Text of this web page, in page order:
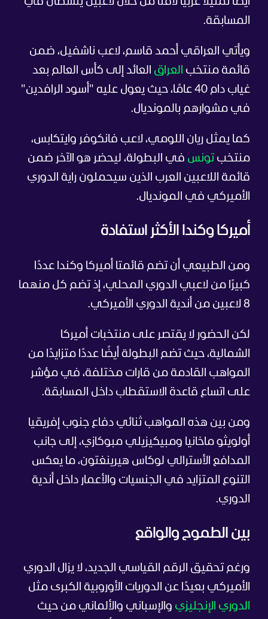
المسابقة.
ويأتي العراقي أحمد قاسم، لاعب ناشفيل، ضمن
قائمة منتخب العراق العائد إلى كأس العالم بعد
غياب دام 40 عامًا، حيث يعول عليه "أسود الرافدين"
في مشوارهم بالمونديال.
كما يمثل ريان اللومي، لاعب فانكوفر وايتكابس،
منتخب تونس في البطولة، ليحضر هو الآخر ضمن
قائمة اللاعبين العرب الذين سيحملون راية الدوري
الأميركي في المونديال.
أميركا وكندا الأكثر استفادة
ومن الطبيعي أن تضم قائمتا أميركا وكندا عددًا
كبيرًا من لاعبي الدوري المحلي، إذ تضم كل منهما
8 لاعبين من أندية الدوري الأميركي.
لكن الحضور لا يقتصر على منتخبات أميركا
الشمالية، حيث تضم البطولة أيضًا عددًا متزايدًا من
المواهب القادمة من قارات مختلفة، في مؤشر
على اتساع قاعدة الاستقطاب داخل المسابقة.
ومن بين هذه المواهب ثنائي دفاع جنوب إفريقيا
أولويثو ماخانيا ومبيكيزيلي مبوكازي، إلى جانب
المدافع الأسترالي لوكاس هيرينغتون، ما يعكس
التنوع المتزايد في الجنسيات والأعمار داخل أندية
الدوري.
بين الطموح والواقع
ورغم تحقيق الرقم القياسي الجديد، لا يزال الدوري
الأميركي بعيدًا عن الدوريات الأوروبية الكبرى مثل
الدوري الإنجليزي والإسباني والألماني من حيث